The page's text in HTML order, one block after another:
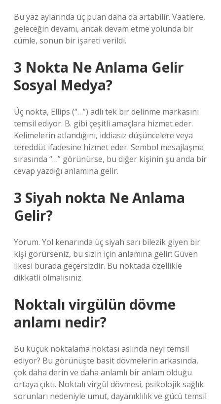
Bu yaz aylarında üç puan daha da artabilir. Vaatlere,
geleceğin devamı, ancak devam etme yolunda bir
cümle, sonun bir işareti verildi.
3 Nokta Ne Anlama Gelir
Sosyal Medya?
Üç nokta, Ellips (“…”) adlı tek bir delinme markasını
temsil ediyor. B. gibi çeşitli amaçlara hizmet eder.
Kelimelerin atlandığını, iddiasız düşüncelere veya
tereddüt ifadesine hizmet eder. Sembol mesajlaşma
sırasında “…” görünürse, bu diğer kişinin şu anda bir
cevap yazdığı anlamına gelir.
3 Siyah nokta Ne Anlama
Gelir?
Yorum. Yol kenarında üç siyah sarı bilezik giyen bir
kişi görürseniz, bu sizin için anlamına gelir: Güven
ilkesi burada geçersizdir. Bu noktada özellikle
dikkatli olmalısınız.
Noktalı virgülün dövme
anlamı nedir?
Bu küçük noktalama noktası aslında neyi temsil
ediyor? Bu görünüşte basit dövmelerin arkasında,
çok daha derin ve daha anlamlı bir anlam olduğu
ortaya çıktı. Noktalı virgül dövmesi, psikolojik sağlık
sorunları nedeniyle umut, dayanıklılık ve gücü temsil